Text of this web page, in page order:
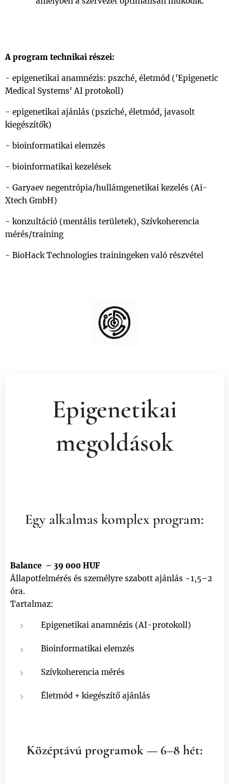
A program technikai részei:
- epigenetikai anamnézis: pszché, életmód ('Epigenetic
Medical Systems' AI protokoll)
- epigenetikai ajánlás (psziché, életmód, javasolt
kiegészítők)
- bioinformatikai elemzés
- bioinformatikai kezelések
- Garyaev negentrópia/hullámgenetikai kezelés (Ai-
Xtech GmbH)
- konzultáció (mentális területek), Szívkoherencia
mérés/training
- BioHack Technologies trainingeken való részvétel
Epigenetikai
megoldások
Egy alkalmas komplex program:
Balance – 39 000 HUF
Állapotfelmérés és személyre szabott ajánlás ~1,5–2
óra.
Tartalmaz:
Epigenetikai anamnézis (AI-protokoll)
Bioinformatikai elemzés
Szívkoherencia mérés
Életmód + kiegészítő ajánlás
Középtávú programok — 6–8 hét: